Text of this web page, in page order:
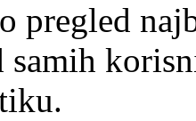
pregled
samih